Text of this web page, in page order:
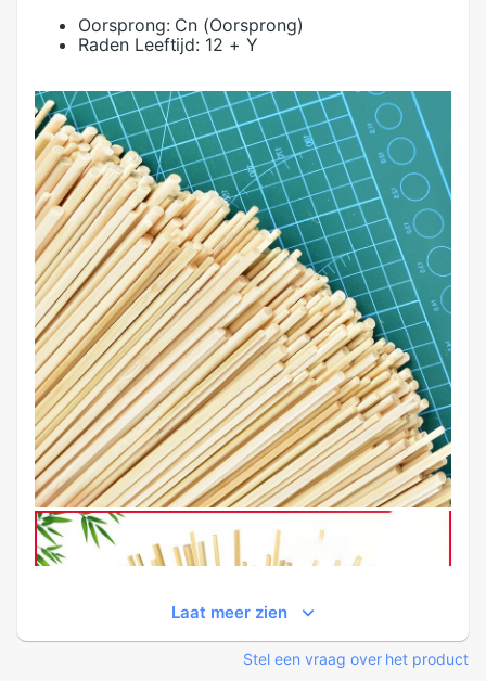
Oorsprong: Cn (Oorsprong)
Raden Leeftijd: 12 + Y
Laat meer zien
Stel een vraag over het product